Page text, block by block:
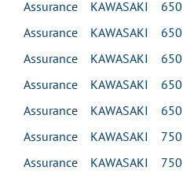
Assurance KAWASAKI
Assurance KAWASAKI
Assurance KAWASAKI
Assurance KAWASAKI
Assurance KAWASAKI
Assurance KAWASAKI
Assurance KAWASAKI